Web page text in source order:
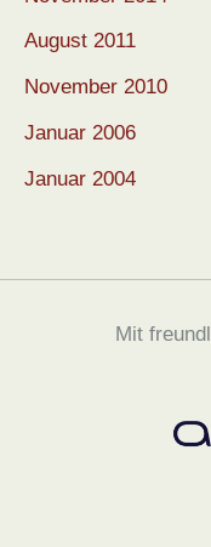
August 2011
November 2010
Januar 2006
Januar 2004
Mit